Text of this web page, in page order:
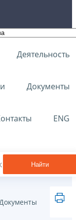
Деятельность
Документы
ENG
Найти